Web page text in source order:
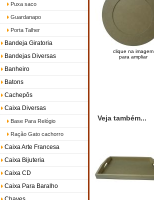
Puxa saco
Guardanapo
Porta Talher
Bandeja Giratoria
Bandejas Diversas
Banheiro
Batons
Cachepôs
Caixa Diversas
Base Para Relógio
Ração Gato cachorro
Caixa Arte Francesa
Caixa Bijuteria
Caixa CD
Caixa Para Baralho
clique na imagem
para ampliar
Veja também...